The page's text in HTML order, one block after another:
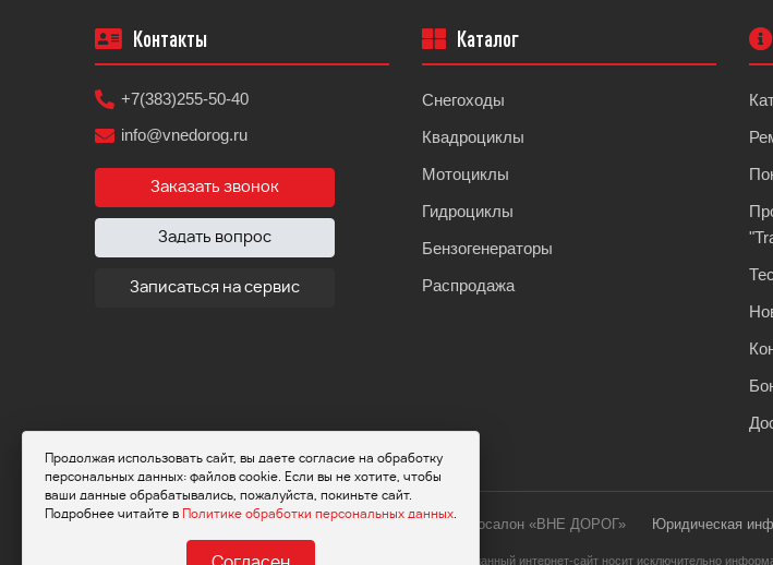
Продолжая использовать сайт, вы даете согласие на обработку
персональных данных: файлов cookie. Если вы не хотите, чтобы
ваши данные обрабатывались, пожалуйста, покиньте сайт.
Подробнее читайте в
Политике обработки персональных данных
Контакты
+7(383)255-50-40
info@vnedorog.ru
Заказать звонок
Задать вопрос
Записаться на сервис
Каталог
Снегоходы
Квадроциклы
Мотоциклы
Гидроциклы
Бензогенераторы
Распродажа
© 2026 Мотосалон «ВНЕ ДОРОГ» Юридическая
Обращаем ваше внимание на то, что данный интернет-сайт носит исключительно